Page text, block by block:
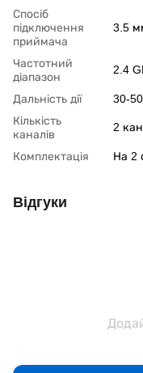
Спосіб
підключення
приймача
3.5
Частотний
діапазон
2.4
Дальність дії
30-
Кількість
каналів
2
Комплектація На 2
Відгуки